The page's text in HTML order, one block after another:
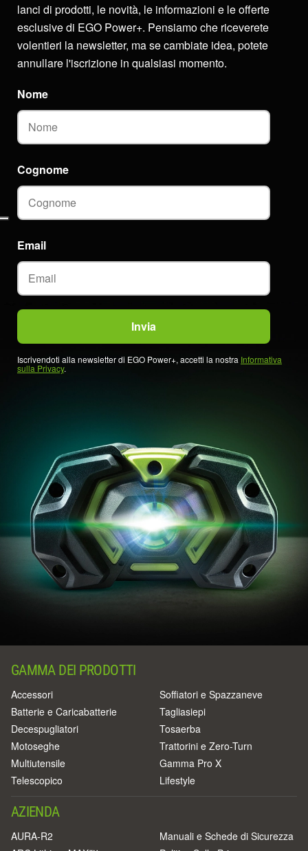
lanci di prodotti, le novità, le informazioni e le offerte
esclusive di EGO Power+. Pensiamo che riceverete
volentieri la newsletter, ma se cambiate idea, potete
annullare l'iscrizione in qualsiasi momento.
Email
Nome
Cognome
Iscrivendoti alla newsletter di EGO Power+, accetti la nostra Informativa
sulla Privacy.
GAMMA DEI PRODOTTI
Accessori
Batterie e Caricabatterie
Decespugliatori
Motoseghe
Multiutensile
Telescopico
Soffiatori e Spazzaneve
Tagliasiepi
Tosaerba
Trattorini e Zero-Turn
Gamma Pro X
Lifestyle
AZIENDA
AURA-R2
Manuali e Schede di Sicurezza